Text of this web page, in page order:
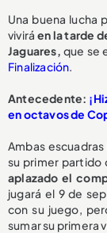
Una buena lucha
vivirá en la tarde
Jaguares, que se
Finalización.
Antecedente:
en octavos de
Ambas
su primer
aplazado el
jugará el 9 de
con su juego,
sumar su primera